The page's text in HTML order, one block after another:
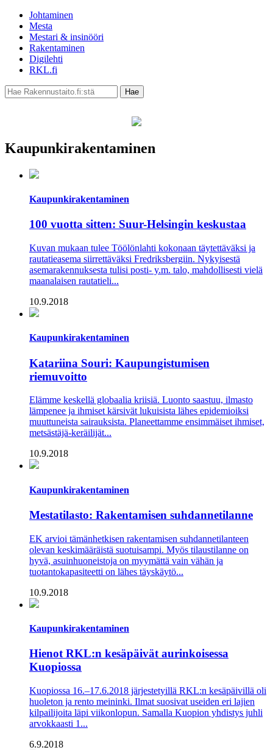
Johtaminen
Mesta
Mestari & insinööri
Rakentaminen
Digilehti
RKL.fi
Kaupunkirakentaminen
Kaupunkirakentaminen
100 vuotta sitten: Suur-Helsingin keskustaa
Kuvan mukaan tulee Töölönlahti kokonaan täytettäväksi ja
rautatieasema siirrettäväksi Fredriksbergiin. Nykyisestä
asemarakennuksesta tulisi posti- y.m. talo, mahdollisesti vielä
maanalaisen rautatieli...
10.9.2018
Kaupunkirakentaminen
Katariina Souri: Kaupungistumisen
riemuvoitto
Elämme keskellä globaalia kriisiä. Luonto saastuu, ilmasto
lämpenee ja ihmiset kärsivät lukuisista lähes epidemioiksi
muuttuneista sairauksista. Planeettamme ensimmäiset ihmiset,
metsästäjä-keräilijät...
10.9.2018
Kaupunkirakentaminen
Mestatilasto: Rakentamisen suhdannetilanne
EK arvioi tämänhetkisen rakentamisen suhdannetilanteen
olevan keskimääräistä suotuisampi. Myös tilaustilanne on
hyvä, asuinhuoneistoja on myymättä vain vähän ja
tuotantokapasiteetti on lähes täyskäytö...
10.9.2018
Kaupunkirakentaminen
Hienot RKL:n kesäpäivät aurinkoisessa
Kuopiossa
Kuopiossa 16.–17.6.2018 järjestetyillä RKL:n kesäpäivillä oli
huoleton ja rento meininki. Ilmat suosivat useiden eri lajien
kilpailijoita läpi viikonlopun. Samalla Kuopion yhdistys juhli
arvokkaasti 1...
6.9.2018